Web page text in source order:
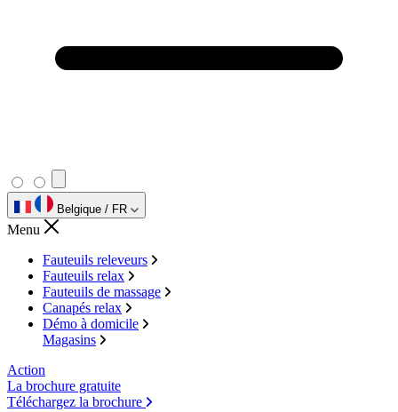
Belgique / FR
Menu
Fauteuils releveurs
Fauteuils relax
Fauteuils de massage
Canapés relax
Démo à domicile
Magasins
Action
La brochure gratuite
Téléchargez la brochure